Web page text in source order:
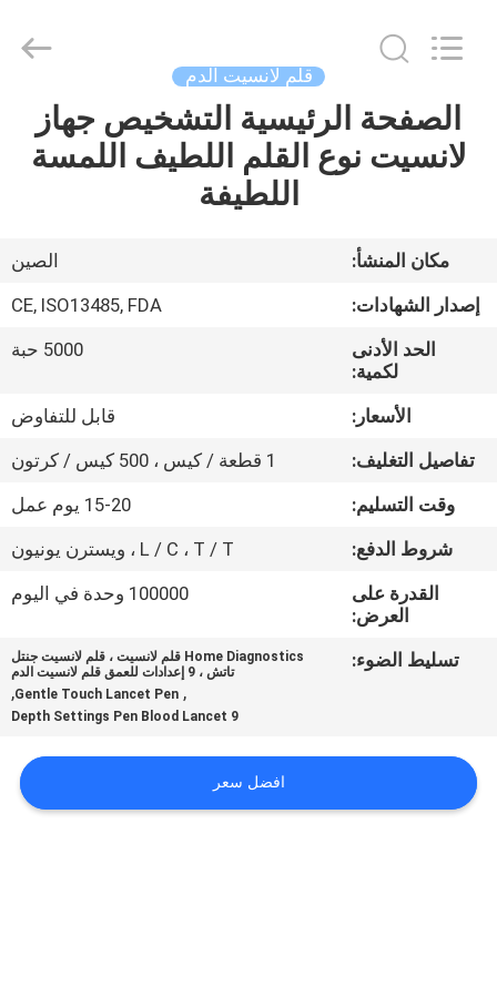
منزل،
بيت
عرض
الواقع
الافتراضي
معلومات
جولة
المعمل
اتصل
Reserved.
قلم لانسيت الدم
الصفحة الرئيسية التشخيص جهاز
لانسيت نوع القلم اللطيف اللمسة
اللطيفة
مكان المنشأ:
الصين
إصدار الشهادات:
CE, ISO13485, FDA
الحد الأدنى
لكمية:
5000 حبة
الأسعار:
قابل للتفاوض
تفاصيل التغليف:
1 قطعة / كيس ، 500 كيس / كرتون
وقت التسليم:
15-20 يوم عمل
شروط الدفع:
L / C ، T / T ، ويسترن يونيون
القدرة على
العرض:
100000 وحدة في اليوم
تسليط الضوء:
Home Diagnostics قلم لانسيت ، قلم لانسيت جنتل
تاتش ، 9 إعدادات للعمق قلم لانسيت الدم
,
Gentle Touch Lancet Pen
,
9 Depth Settings Pen Blood Lancet
افضل سعر